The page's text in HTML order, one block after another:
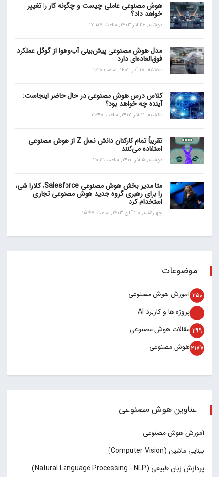
هوش مصنوعی عاملی چیست و چگونه کار را تغییر
خواهد داد؟
دوشنبه, 26 آذر 1403, ساعت 17:57
مدل هوش مصنوعی پیش‌بینی آب‌و‌هوا از گوگل عملکرد
فوق‌العاده‌ای دارد
یکشنبه, 18 آذر 1403, ساعت 9:20
کلاس درس هوش مصنوعی در حال حاضر اینجاست:
آینده چه خواهد بود؟
یکشنبه, 11 آذر 1403, ساعت 19:48
تقریباً تمام کارکنان دانش نسل Z از هوش مصنوعی
استفاده می‌کنند
دوشنبه, 5 آذر 1403, ساعت 20:29
متا مدیر بخش هوش مصنوعی Salesforce، کلارا شی،
را برای رهبری گروه جدید هوش مصنوعی تجاری
استخدام کرد
چهارشنبه, 30 آبان 1403, ساعت 15:47
موضوعات
آموزش هوش مصنوعی 250
پروژه ها و کاربرد AI 1
مقالات هوش مصنوعی 299
هوش مصنوعی2177
عناوین هوش مصنوعی
آموزش هوش مصنوعی
بینایی ماشین (Computer Vision)
پردازش زبان طبیعی (Natural Language Processing - NLP)